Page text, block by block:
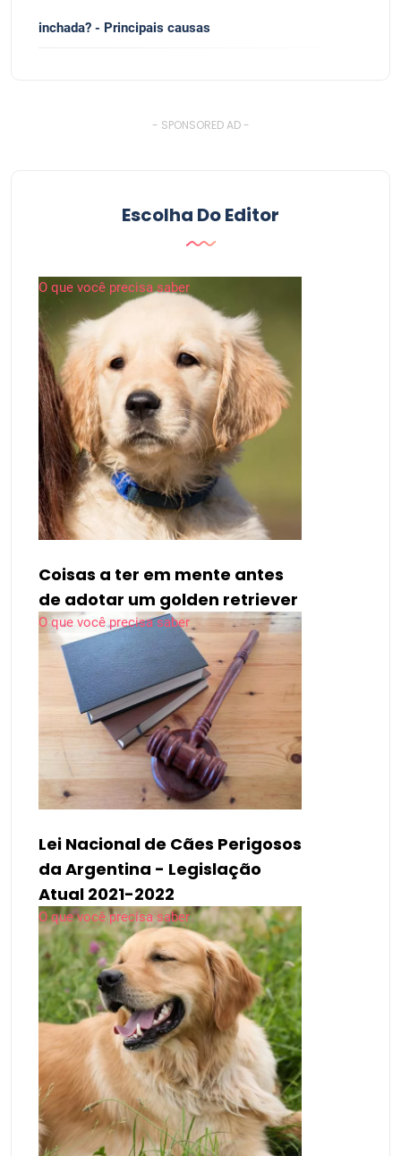
inchada? - Principais causas
- SPONSORED AD -
Escolha Do Editor
O que você precisa saber
Coisas a ter em mente antes
de adotar um golden retriever
O que você precisa saber
Lei Nacional de Cães Perigosos
da Argentina - Legislação
Atual 2021-2022
O que você precisa saber